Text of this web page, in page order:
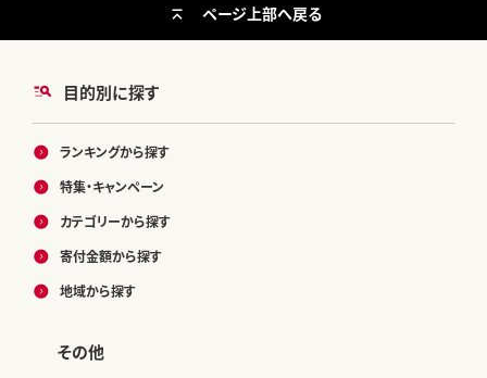
目的別に探す
ランキングから探す
特集・キャンペーン
カテゴリーから探す
寄付金額から探す
地域から探す
その他
ページ上部へ戻る